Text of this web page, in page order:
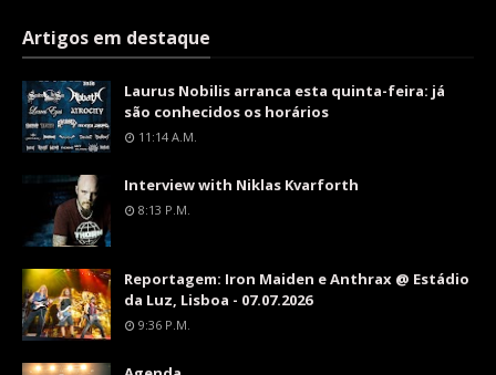
Artigos em destaque
Laurus Nobilis arranca esta quinta-feira: já
são conhecidos os horários
11:14 A.m.
Interview with Niklas Kvarforth
8:13 P.m.
Reportagem: Iron Maiden e Anthrax @ Estádio
da Luz, Lisboa - 07.07.2026
9:36 P.m.